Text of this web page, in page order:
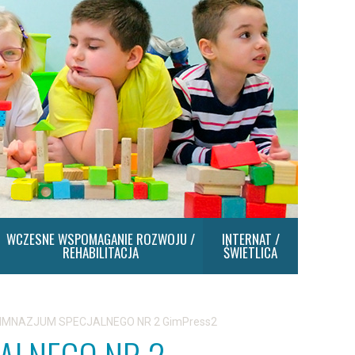
WCZESNE WSPOMAGANIE ROZWOJU /
REHABILITACJA
INTERNAT /
ŚWIETLICA
SPECJALNEGO NR 2 GimPress2